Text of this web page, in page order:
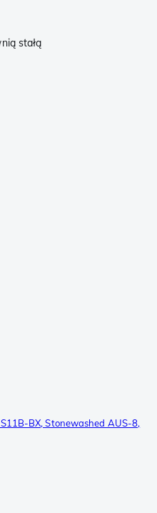
stałą
BX, Stonewashed AUS-8,